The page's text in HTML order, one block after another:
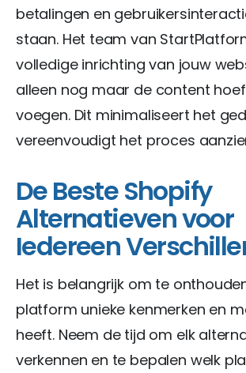
betalingen en
staan. Het team van
volledige inrichting van jouw
alleen nog maar de content
voegen. Dit minimaliseert het
vereenvoudigt het proces
De Beste Shopify
Alternatieven voor
Iedereen
Het is belangrijk om te
platform unieke kenmerken en
heeft. Neem de tijd om elk
verkennen en te bepalen welk